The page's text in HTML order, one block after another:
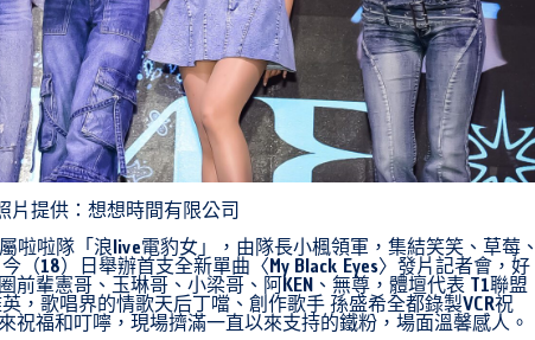
提供：想想時間有限公司
啦啦隊「浪live電豹女」，由隊長小楓領軍，集結笑笑、草莓、
（18）日舉辦首支全新單曲〈My Black Eyes〉發片記者會，好
輩憲哥、玉琳哥、小梁哥、阿KEN、無尊，體壇代表 T1聯盟
，歌唱界的情歌天后丁噹、創作歌手 孫盛希全都錄製VCR祝
祝福和叮嚀，現場擠滿一直以來支持的鐵粉，場面溫馨感人。